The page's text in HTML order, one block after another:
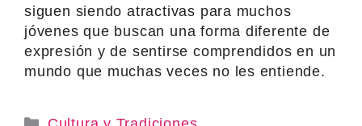
siguen siendo atractivas para muchos
jóvenes que buscan una forma diferente de
expresión y de sentirse comprendidos en un
mundo que muchas veces no les entiende.
Categories